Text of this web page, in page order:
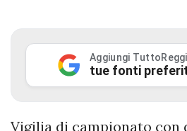
Aggiungi
tue fonti
Vigilia di campionato con